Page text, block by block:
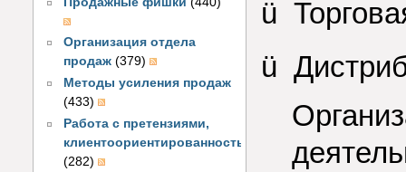
Организация отдела
продаж (379)
Методы усиления продаж
(433)
Работа с претензиями,
клиентоориентированность
(282)
ü
ü